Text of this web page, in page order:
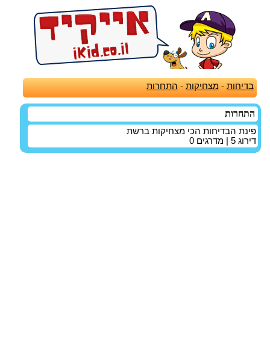
בדיחות -מצחיקות - התחרות
התחרות
פינת הבדיחות הכי מצחיקות ברשת
דירוג 5 | מדרגים 0